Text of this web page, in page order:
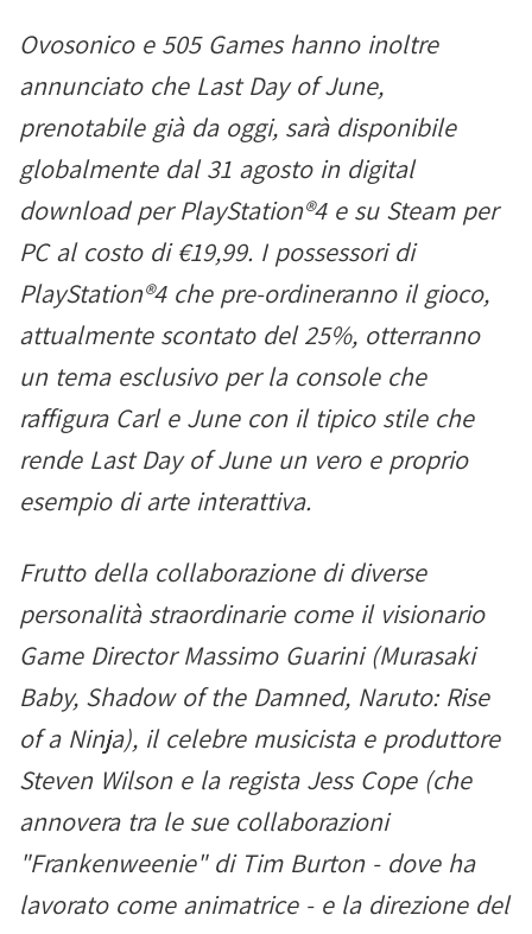
Ovosonico e 505 Games hanno inoltre
annunciato che Last Day of June,
prenotabile già da oggi, sarà disponibile
globalmente dal 31 agosto in digital
download per PlayStation®4 e su Steam per
PC al costo di €19,99. I possessori di
PlayStation®4 che pre-ordineranno il gioco,
attualmente scontato del 25%, otterranno
un tema esclusivo per la console che
raffigura Carl e June con il tipico stile che
rende Last Day of June un vero e proprio
esempio di arte interattiva.
Frutto della collaborazione di diverse
personalità straordinarie come il visionario
Game Director Massimo Guarini (Murasaki
Baby, Shadow of the Damned, Naruto: Rise
of a Ninja), il celebre musicista e produttore
Steven Wilson e la regista Jess Cope (che
annovera tra le sue collaborazioni
"Frankenweenie" di Tim Burton - dove ha
lavorato come animatrice - e la direzione del